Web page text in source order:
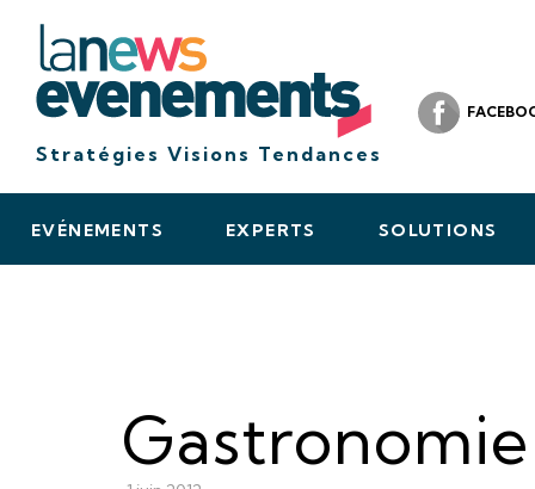
Stratégies Visions Tendances
EVÉNEMENTS EXPERTS SOLUTIONS